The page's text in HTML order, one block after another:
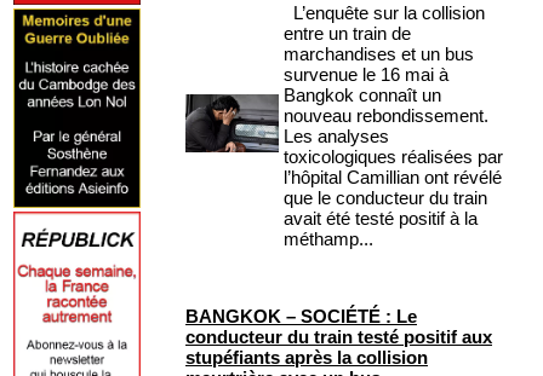
L’enquête sur la collision
entre un train de
marchandises et un bus
survenue le 16 mai à
Bangkok connaît un
nouveau rebondissement.
Les analyses
toxicologiques réalisées par
l’hôpital Camillian ont révélé
que le conducteur du train
avait été testé positif à la
méthamp...
BANGKOK – SOCIÉTÉ : Le
conducteur du train testé positif aux
stupéfiants après la collision